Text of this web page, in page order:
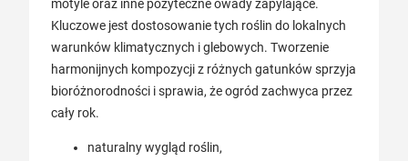
motyle oraz inne pożyteczne owady zapylające.
Kluczowe jest dostosowanie tych roślin do lokalnych
warunków klimatycznych i glebowych. Tworzenie
harmonijnych kompozycji z różnych gatunków sprzyja
bioróżnorodności i sprawia, że ogród zachwyca przez
cały rok.
naturalny wygląd roślin,